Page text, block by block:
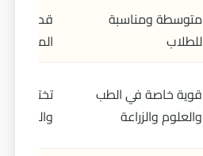
متوسطة ومناسبة
للطلاب
قد تكون
المدن
قوية خاصة في الطب
والعلوم والزراعة
تختلف